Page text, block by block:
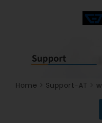
Home > Support-AT >